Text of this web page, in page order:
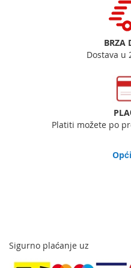
BRZA
Dostava u
Platiti možete po
Sigurno plaćanje uz